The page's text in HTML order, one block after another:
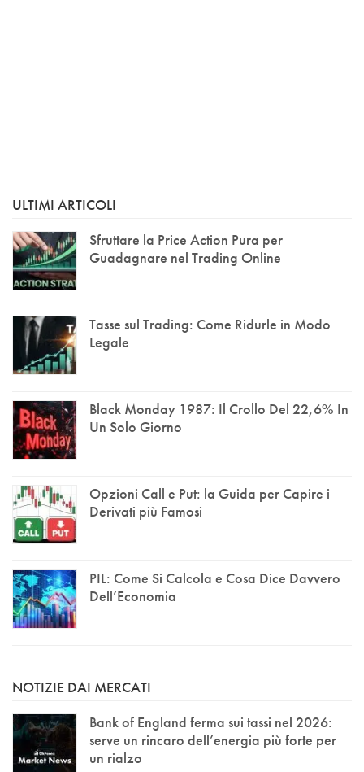
ULTIMI ARTICOLI
Sfruttare la Price Action Pura per
Guadagnare nel Trading Online
Tasse sul Trading: Come Ridurle in Modo
Legale
Black Monday 1987: Il Crollo Del 22,6% In
Un Solo Giorno
Opzioni Call e Put: la Guida per Capire i
Derivati più Famosi
PIL: Come Si Calcola e Cosa Dice Davvero
Dell’Economia
NOTIZIE DAI MERCATI
Bank of England ferma sui tassi nel 2026:
serve un rincaro dell’energia più forte per
un rialzo